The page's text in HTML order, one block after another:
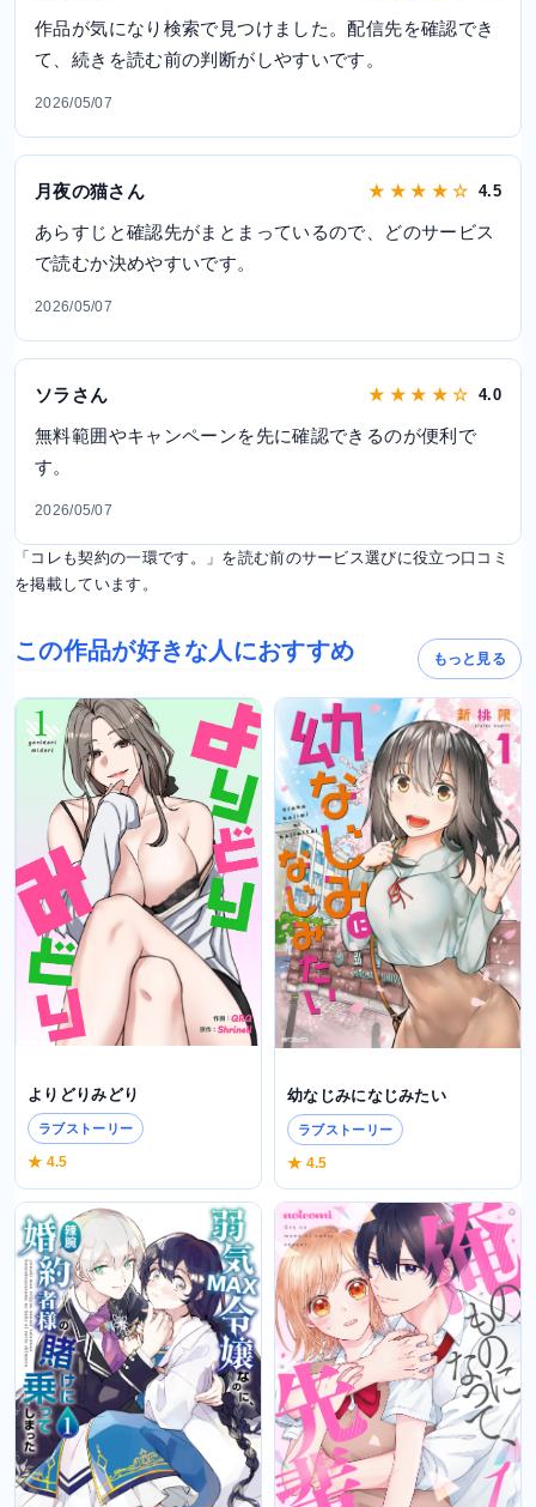
作品が気になり検索で見つけました。配信先を確認でき
て、続きを読む前の判断がしやすいです。
2026/05/07
月夜の猫さん ★ ★ ★ ★ ☆ 4.5
あらすじと確認先がまとまっているので、どのサービス
で読むか決めやすいです。
2026/05/07
ソラさん ★ ★ ★ ★ ☆ 4.0
無料範囲やキャンペーンを先に確認できるのが便利で
す。
2026/05/07
「コレも契約の一環です。」を読む前のサービス選びに役立つ口コミ
を掲載しています。
この作品が好きな人におすすめ もっと見る
よりどりみどり
ラブストーリー
★ 4.5
幼なじみになじみたい
ラブストーリー
★ 4.5